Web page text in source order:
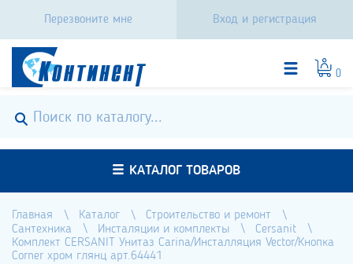
Перезвоните мне Вход и регистрация
0
КАТАЛОГ ТОВАРОВ
Главная Каталог
Строительство и ремонт
Сантехника
Инсталяции и комплекты
Cersanit
Комплект CERSANIT Унитаз Carina/Инсталляция Vector/Кнопка
Corner хром глянц арт.64441